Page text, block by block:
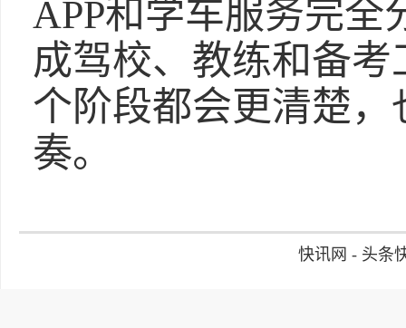
APP和学车服务完全
成驾校、教练和备
个阶段都会更清楚
奏。
快讯网 - 头条